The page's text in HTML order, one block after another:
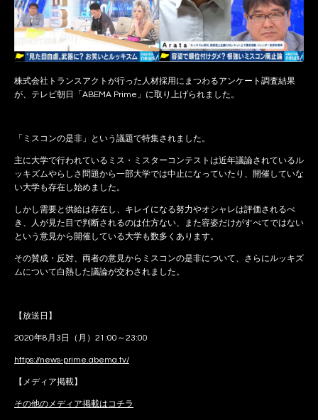
株式会社トランスアクトが行った人材採用にまつわるアンケート調査結果
が、テレビ朝日「ABEMA Prime」に取り上げられました。
「ミスコンの是非」という議題で特集されました。
主に大学で行われているミス・ミスターコンテストは近年議論されているル
ッキズムやらしさ問題から一部大学では中止になっていたり、開催していな
い大学も存在し始めました。
しかし需要と供給は存在し、キレイになる努力やオシャレは評価されるべ
き、人が見た目で判断されるのは仕方ない、また容姿だけがすべてではない
という意見から開催している大学も数多くあります。
その賛成・反対、両者の意見からミスコンの是非について、さらにルッキズ
ムについて白熱した議論が交わされました。
【放送日】
2020年8月3日（月）21:00～23:00
https://news-prime.abema.tv/
【メディア掲載】
その他のメディア掲載はコチラ